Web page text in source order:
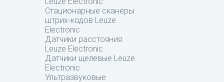
Стационарные сканеры
штрих-кодов Leuze
Electronic
Датчики расстояния
Leuze Electronic
Датчики щелевые Leuze
Electronic
Ультразвуковые